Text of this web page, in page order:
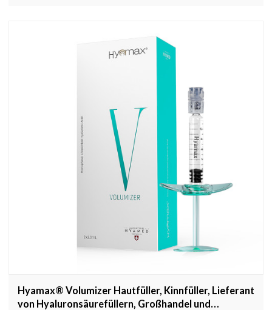
Hyamax® Volumizer Hautfüller, Kinnfüller, Lieferant
von Hyaluronsäurefüllern, Großhandel und